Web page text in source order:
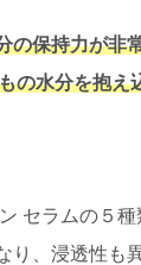
の保持力が非
の水分を抱え
セラムの５
り、浸透性も